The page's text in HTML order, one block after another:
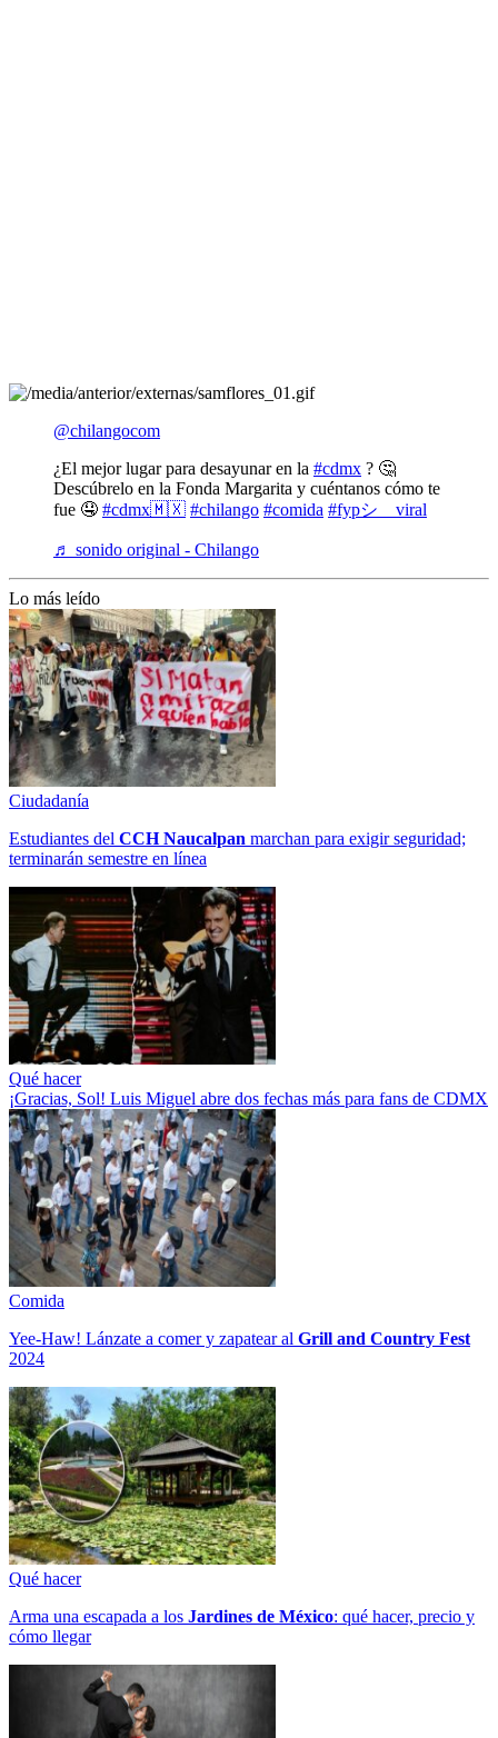
@chilangocom
¿El mejor lugar para desayunar en la #cdmx ? 🤔
Descúbrelo en la Fonda Margarita y cuéntanos cómo te
fue 🤤 #cdmx🇲🇽 #chilango #comida #fypシ゚viral
♬ sonido original - Chilango
Lo más leído
Ciudadanía
Estudiantes del CCH Naucalpan marchan para exigir seguridad;
terminarán semestre en línea
Qué hacer
¡Gracias, Sol! Luis Miguel abre dos fechas más para fans de CDMX
Comida
Yee-Haw! Lánzate a comer y zapatear al Grill and Country Fest
2024
Qué hacer
Arma una escapada a los Jardines de México: qué hacer, precio y
cómo llegar